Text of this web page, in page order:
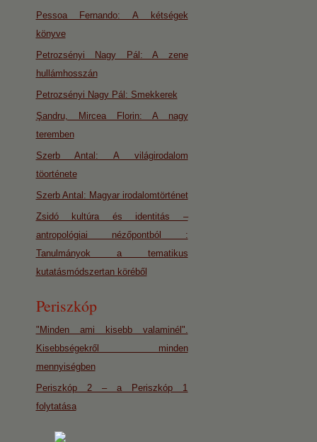
Pessoa Fernando: A kétségek
könyve
Petrozsényi Nagy Pál: A zene
hullámhosszán
Petrozsényi Nagy Pál: Smekkerek
Şandru, Mircea Florin: A nagy
teremben
Szerb Antal: A világirodalom
töorténete
Szerb Antal: Magyar irodalomtörténet
Zsidó kultúra és identitás –
antropológiai nézőpontból :
Tanulmányok a tematikus
kutatásmódszertan köréből
Periszkóp
"Minden ami kisebb valaminél".
Kisebbségekről minden
mennyiségben
Periszkóp 2 – a Periszkóp 1
folytatása